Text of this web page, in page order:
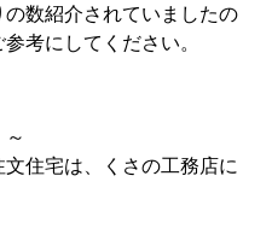
数紹介されていましたの
考にしてください。
住宅は、くさの工務店に